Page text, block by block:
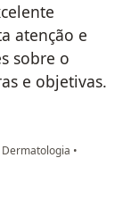
atenção e
sobre o
e objetivas.
•